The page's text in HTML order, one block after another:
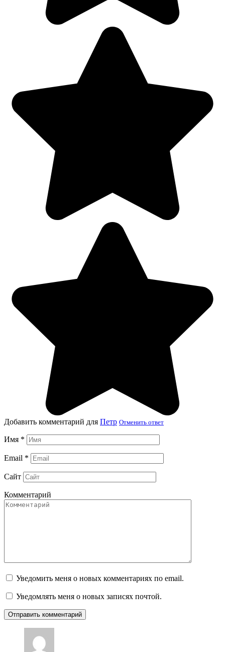
Добавить комментарий для Петр Отменить ответ
Имя *
Email *
Сайт
Комментарий
Уведомить меня о новых комментариях по email.
Уведомлять меня о новых записях почтой.